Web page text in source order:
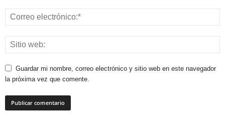
Guardar mi nombre, correo electrónico y sitio web en este navegador
la próxima vez que comente.